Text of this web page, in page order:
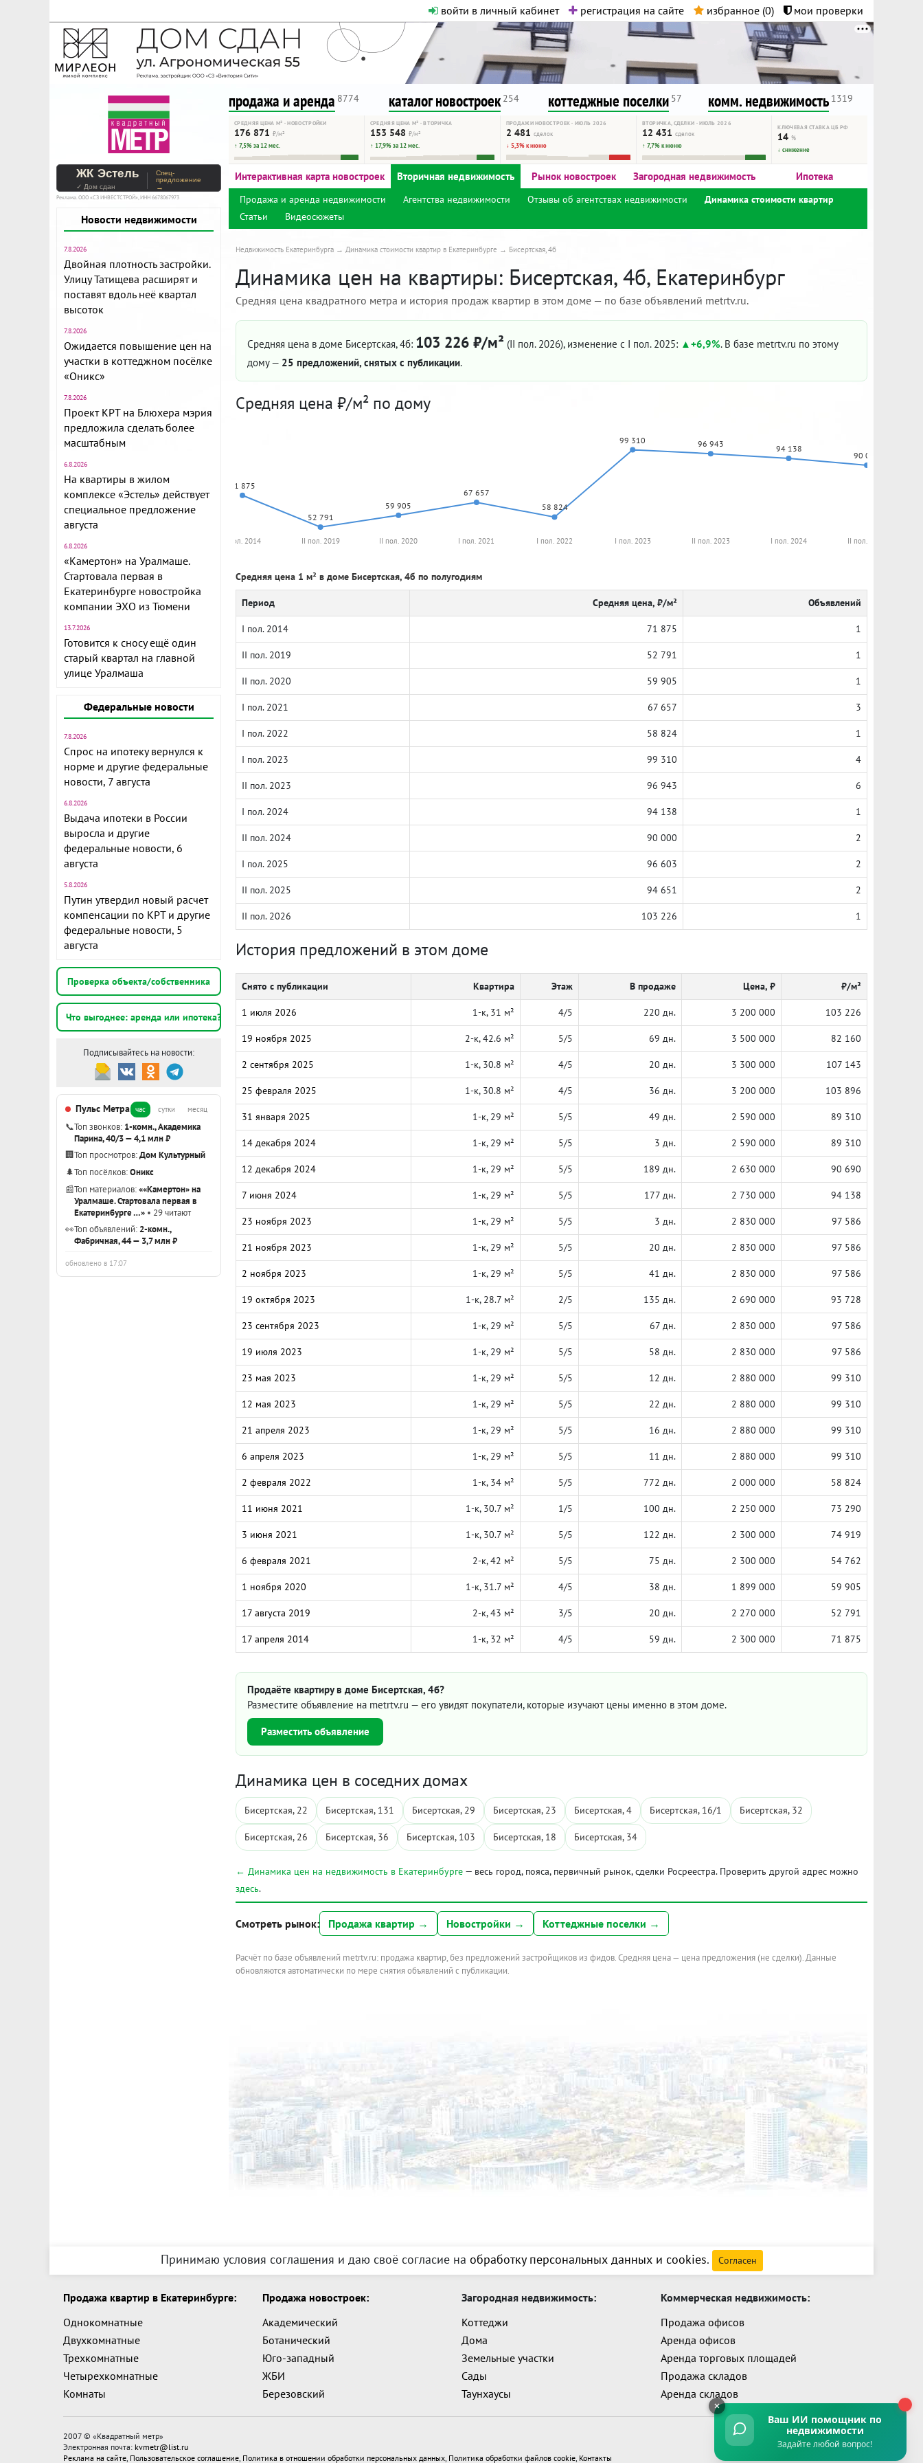
войти в личный кабинет регистрация на сайте избранное (0) мои проверки
На Метре реклама - только нормальная. Никакого шок-контента.
Помогайте независимому ресурсу, как он помогает вам. Удачи!
продажа и аренда 8774 каталог новостроек 254 коттеджные поселки 57 комм. недвижимость 1319
СРЕДНЯЯ ЦЕНА М² · НОВОСТРОЙКИ
176 871 ₽/м²
↑ 7,5% за 12 мес.
СРЕДНЯЯ ЦЕНА М² · ВТОРИЧКА
153 548 ₽/м²
↑ 17,9% за 12 мес.
ПРОДАЖИ НОВОСТРОЕК · ИЮЛЬ 2026
2 481 сделок
↓ 5,3% к июню
ВТОРИЧКА, СДЕЛКИ · ИЮЛЬ 2026
12 431 сделок
↑ 7,7% к июню
КЛЮЧЕВАЯ СТАВКА ЦБ РФ
14%
↓ снижение
ЖК Эстель
✓ Дом сдан
Спец-
предложение
→
Реклама. ООО «СЗ ИНВЕСТСТРОЙ», ИНН 6678067973
Новости недвижимости
7.8.2026
Двойная плотность застройки.
Улицу Татищева расширят и
поставят вдоль неё квартал
высоток
7.8.2026
Ожидается повышение цен на
участки в коттеджном посёлке
«Оникс»
7.8.2026
Проект КРТ на Блюхера мэрия
предложила сделать более
масштабным
6.8.2026
На квартиры в жилом
комплексе «Эстель» действует
специальное предложение
августа
6.8.2026
«Камертон» на Уралмаше.
Стартовала первая в
Екатеринбурге новостройка
компании ЭХО из Тюмени
13.7.2026
Готовится к сносу ещё один
старый квартал на главной
улице Уралмаша
Федеральные новости
7.8.2026
Спрос на ипотеку вернулся к
норме и другие федеральные
новости, 7 августа
6.8.2026
Выдача ипотеки в России
выросла и другие
федеральные новости, 6
августа
5.8.2026
Путин утвердил новый расчет
компенсации по КРТ и другие
федеральные новости, 5
августа
Проверка объекта/собственника
Что выгоднее: аренда или ипотека?
Подписывайтесь на новости:
Пульс Метра час сутки месяц
📞Топ звонков: 1-комн., Академика
Парина, 40/3 — 4,1 млн ₽
🏢Топ просмотров:Дом Культурный
🌲Топ посёлков:Оникс
📰Топ материалов:««Камертон» на
Уралмаше. Стартовала первая в
Екатеринбурге …» • 29 читают
👀Топ объявлений: 2-комн.,
Фабричная, 44 — 3,7 млн ₽
обновлено в 17:07
Интерактивная карта новостроек Вторичная недвижимость Рынок новостроек Загородная недвижимость Ипотека
Продажа и аренда недвижимости Агентства недвижимости Отзывы об агентствах недвижимости
Динамика стоимости квартир
Статьи
Видеосюжеты
Недвижимость Екатеринбурга Динамика стоимости квартир в Екатеринбурге Бисертская, 4б
Динамика цен на квартиры: Бисертская, 4б, Екатеринбург
Средняя цена квадратного метра и история продаж квартир в этом доме — по базе объявлений metrtv.ru.
Средняя цена в доме Бисертская, 4б: 103 226 ₽/м² (II пол. 2026), изменение с I пол. 2025: +6,9%. В базе metrtv.ru по этому
дому — 25 предложений, снятых с публикации.
Средняя цена ₽/м² по дому
71 875
52 791
59 905
67 657
58 824
99 310 96 943 94 138
90 000
I пол. 2014 II пол. 2019 II пол. 2020 I пол. 2021 I пол. 2022 I пол. 2023 II пол. 2023 I пол. 2024 II пол. 2024
Средняя цена 1 м² в доме Бисертская, 4б по полугодиям
Период Средняя цена, ₽/м² Объявлений
I пол. 2014 71 875 1
II пол. 2019 52 791 1
II пол. 2020 59 905 1
I пол. 2021 67 657 3
I пол. 2022 58 824 1
I пол. 2023 99 310 4
II пол. 2023 96 943 6
I пол. 2024 94 138 1
II пол. 2024 90 000 2
I пол. 2025 96 603 2
II пол. 2025 94 651 2
II пол. 2026 103 226 1
История предложений в этом доме
Снято с публикации Квартира Этаж В продаже Цена, ₽ ₽/м²
1 июля 2026 1-к, 31 м² 4/5 220 дн. 3 200 000 103 226
19 ноября 2025 2-к, 42.6 м² 5/5 69 дн. 3 500 000 82 160
2 сентября 2025 1-к, 30.8 м² 4/5 20 дн. 3 300 000 107 143
25 февраля 2025 1-к, 30.8 м² 4/5 36 дн. 3 200 000 103 896
31 января 2025 1-к, 29 м² 5/5 49 дн. 2 590 000 89 310
14 декабря 2024 1-к, 29 м² 5/5 3 дн. 2 590 000 89 310
12 декабря 2024 1-к, 29 м² 5/5 189 дн. 2 630 000 90 690
7 июня 2024 1-к, 29 м² 5/5 177 дн. 2 730 000 94 138
23 ноября 2023 1-к, 29 м² 5/5 3 дн. 2 830 000 97 586
21 ноября 2023 1-к, 29 м² 5/5 20 дн. 2 830 000 97 586
2 ноября 2023 1-к, 29 м² 5/5 41 дн. 2 830 000 97 586
19 октября 2023 1-к, 28.7 м² 2/5 135 дн. 2 690 000 93 728
23 сентября 2023 1-к, 29 м² 5/5 67 дн. 2 830 000 97 586
19 июля 2023 1-к, 29 м² 5/5 58 дн. 2 830 000 97 586
23 мая 2023 1-к, 29 м² 5/5 12 дн. 2 880 000 99 310
12 мая 2023 1-к, 29 м² 5/5 22 дн. 2 880 000 99 310
21 апреля 2023 1-к, 29 м² 5/5 16 дн. 2 880 000 99 310
6 апреля 2023 1-к, 29 м² 5/5 11 дн. 2 880 000 99 310
2 февраля 2022 1-к, 34 м² 5/5 772 дн. 2 000 000 58 824
11 июня 2021 1-к, 30.7 м² 1/5 100 дн. 2 250 000 73 290
3 июня 2021 1-к, 30.7 м² 5/5 122 дн. 2 300 000 74 919
6 февраля 2021 2-к, 42 м² 5/5 75 дн. 2 300 000 54 762
1 ноября 2020 1-к, 31.7 м² 4/5 38 дн. 1 899 000 59 905
17 августа 2019 2-к, 43 м² 3/5 20 дн. 2 270 000 52 791
17 апреля 2014 1-к, 32 м² 4/5 59 дн. 2 300 000 71 875
Продаёте квартиру в доме Бисертская, 4б?
Разместите объявление на metrtv.ru — его увидят покупатели, которые изучают цены именно в этом доме.
Разместить объявление
Динамика цен в соседних домах
Бисертская, 22 Бисертская, 131 Бисертская, 29 Бисертская, 23 Бисертская, 4 Бисертская, 16/1 Бисертская, 32
Бисертская, 26 Бисертская, 36 Бисертская, 103 Бисертская, 18 Бисертская, 34
← Динамика цен на недвижимость в Екатеринбурге — весь город, пояса, первичный рынок, сделки Росреестра. Проверить другой адрес можно
здесь.
Смотреть рынок: Продажа квартир → Новостройки → Коттеджные поселки →
Расчёт по базе объявлений metrtv.ru: продажа квартир, без предложений застройщиков из фидов. Средняя цена — цена предложения (не сделки). Данные
обновляются автоматически по мере снятия объявлений с публикации.
Принимаю условия соглашения и даю своё согласие на обработку персональных данных и cookies. Согласен
Продажа квартир в Екатеринбурге:
Однокомнатные
Двухкомнатные
Трехкомнатные
Четырехкомнатные
Комнаты
Продажа новостроек:
Академический
Ботанический
Юго-западный
ЖБИ
Березовский
Загородная недвижимость:
Коттеджи
Дома
Земельные участки
Сады
Таунхаусы
Коммерческая недвижимость:
Продажа офисов
Аренда офисов
Аренда торговых площадей
Продажа складов
Аренда складов
2007 © «Квадратный метр»
Электронная почта: kvmetr@list.ru
Реклама на сайте, Пользовательское соглашение, Политика в отношении обработки персональных данных, Политика обработки файлов cookie, Контакты
Ваш ИИ помощник по
недвижимости
Задайте любой вопрос!